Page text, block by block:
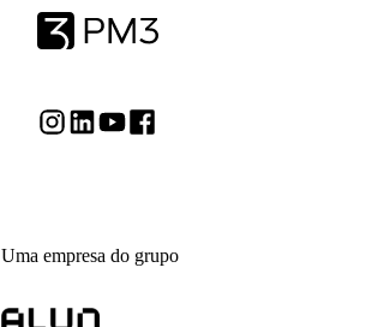
Uma empresa do grupo